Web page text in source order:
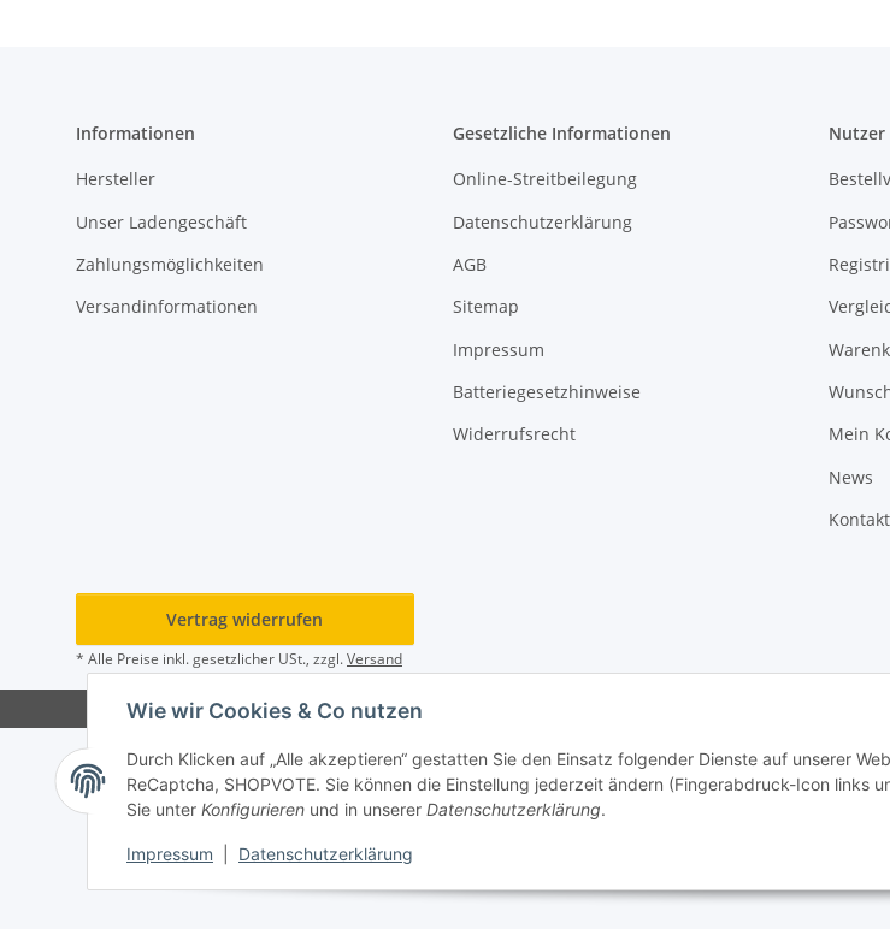
Wie wir Cookies & Co nutzen
Durch Klicken auf „Alle akzeptieren“ gestatten Sie den Einsatz folgender Dienste auf unserer
ReCaptcha, SHOPVOTE. Sie können die Einstellung jederzeit ändern (Fingerabdruck-Icon links
Sie unter Konfigurieren und in unserer Datenschutzerklärung.
Impressum Datenschutzerklärung
Informationen
Hersteller
Unser Ladengeschäft
Zahlungsmöglichkeiten
Versandinformationen
Gesetzliche Informationen
Online-Streitbeilegung
Datenschutzerklärung
AGB
Sitemap
Impressum
Batteriegesetzhinweise
Widerrufsrecht
Nutzer
Mein
News
Kontakt
Vertrag widerrufen
* Alle Preise inkl. gesetzlicher USt., zzgl.Versand